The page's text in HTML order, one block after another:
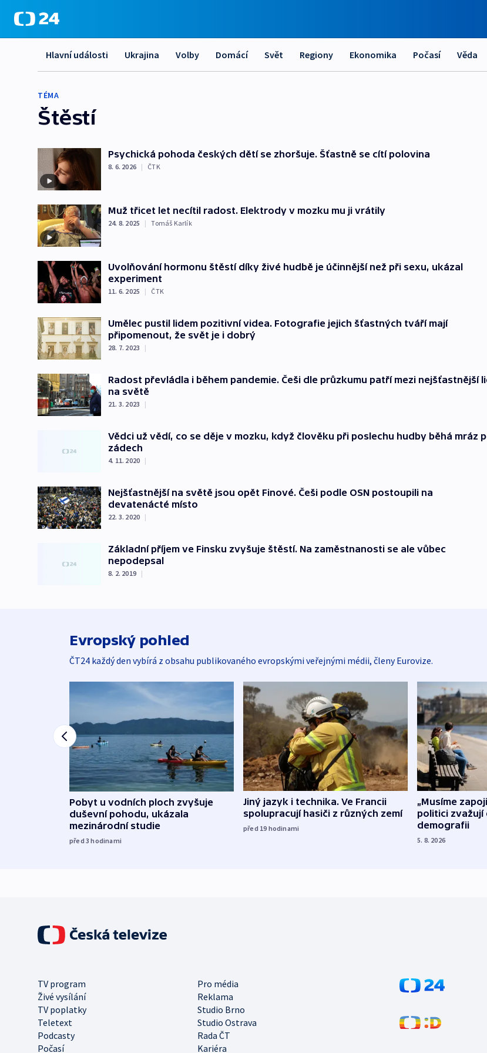
Hlavní události Ukrajina Volby Domácí Svět Regiony Ekonomika Počasí Věda
TÉMA
Štěstí
Psychická pohoda českých dětí se zhoršuje. Šťastně se cítí polovina
8. 6. 2026 | ČTK
Muž třicet let necítil radost. Elektrody v mozku mu ji vrátily
24. 8. 2025 | Tomáš Karlík
Uvolňování hormonu štěstí díky živé hudbě je účinnější než při sexu, ukázal
experiment
11. 6. 2025 | ČTK
Umělec pustil lidem pozitivní videa. Fotografie jejich šťastných tváří mají
připomenout, že svět je i dobrý
28. 7. 2023 |
Radost převládla i během pandemie. Češi dle průzkumu patří mezi nejšťastnější
na světě
21. 3. 2023 |
Vědci už vědí, co se děje v mozku, když člověku při poslechu hudby běhá mráz
zádech
4. 11. 2020 |
Nejšťastnější na světě jsou opět Finové. Češi podle OSN postoupili na
devatenácté místo
22. 3. 2020 |
Základní příjem ve Finsku zvyšuje štěstí. Na zaměstnanosti se ale vůbec
nepodepsal
8. 2. 2019 |
Evropský pohled
ČT24 každý den vybírá z obsahu publikovaného evropskými veřejnými médii, členy Eurovize.
Pobyt u vodních ploch zvyšuje
duševní pohodu, ukázala
mezinárodní studie
před 3hodinami
Jiný jazyk i technika. Ve Francii
spolupracují hasiči z různých zemí
před 19 hodinami
„Musíme
politici zvažují
demografii
5. 8. 2026
TV program
Pro média
Živé vysílání
Reklama
TV poplatky
Studio Brno
Teletext
Studio Ostrava
Podcasty
Rada ČT
Počasí
Kariéra